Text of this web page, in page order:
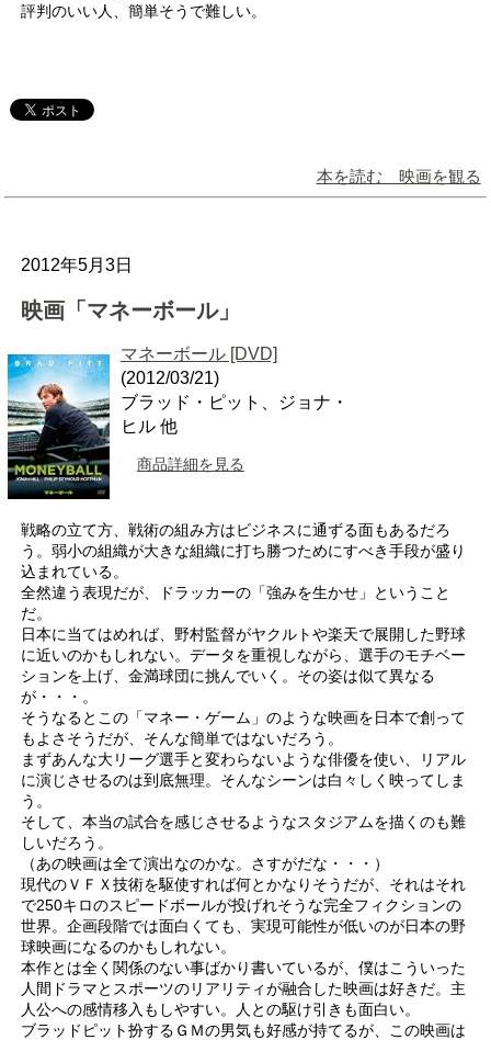
評判のいい人、簡単そうで難しい。
本を読む 映画を観る
2012年5月3日
映画「マネーボール」
マネーボール [DVD]
(2012/03/21)
ブラッド・ピット、ジョナ・
ヒル 他
商品詳細を見る
戦略の立て方、戦術の組み方はビジネスに通ずる面もあるだろ
う。弱小の組織が大きな組織に打ち勝つためにすべき手段が盛り
込まれている。
全然違う表現だが、ドラッカーの「強みを生かせ」ということ
だ。
日本に当てはめれば、野村監督がヤクルトや楽天で展開した野球
に近いのかもしれない。データを重視しながら、選手のモチベー
ションを上げ、金満球団に挑んでいく。その姿は似て異なる
が・・・。
そうなるとこの「マネー・ゲーム」のような映画を日本で創って
もよさそうだが、そんな簡単ではないだろう。
まずあんな大リーグ選手と変わらないような俳優を使い、リアル
に演じさせるのは到底無理。そんなシーンは白々しく映ってしま
う。
そして、本当の試合を感じさせるようなスタジアムを描くのも難
しいだろう。
（あの映画は全て演出なのかな。さすがだな・・・）
現代のＶＦＸ技術を駆使すれば何とかなりそうだが、それはそれ
で250キロのスピードボールが投げれそうな完全フィクションの
世界。企画段階では面白くても、実現可能性が低いのが日本の野
球映画になるのかもしれない。
本作とは全く関係のない事ばかり書いているが、僕はこういった
人間ドラマとスポーツのリアリティが融合した映画は好きだ。主
人公への感情移入もしやすい。人との駆け引きも面白い。
ブラッドピット扮するＧＭの男気も好感が持てるが、この映画は